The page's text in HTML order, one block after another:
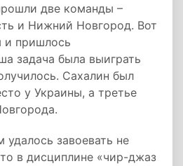
две команды –
и Нижний Новгород. Вот
и пришлось
задача была выиграть
Сахалин был
у Украины, а третье
удалось завоевать не
в дисциплине «чир-джаз